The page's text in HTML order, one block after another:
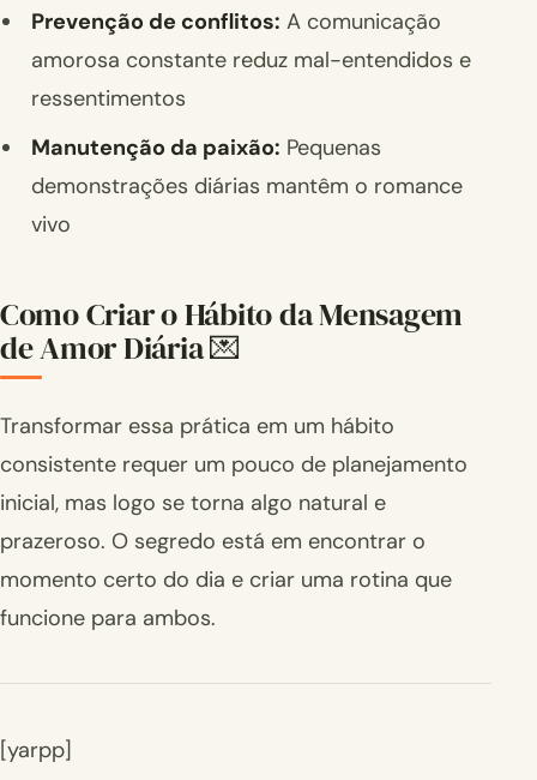
Prevenção de conflitos: A comunicação
amorosa constante reduz mal-entendidos e
ressentimentos
Manutenção da paixão: Pequenas
demonstrações diárias mantêm o romance
vivo
Como Criar o Hábito da Mensagem
de Amor Diária 💌
Transformar essa prática em um hábito
consistente requer um pouco de planejamento
inicial, mas logo se torna algo natural e
prazeroso. O segredo está em encontrar o
momento certo do dia e criar uma rotina que
funcione para ambos.
[yarpp]